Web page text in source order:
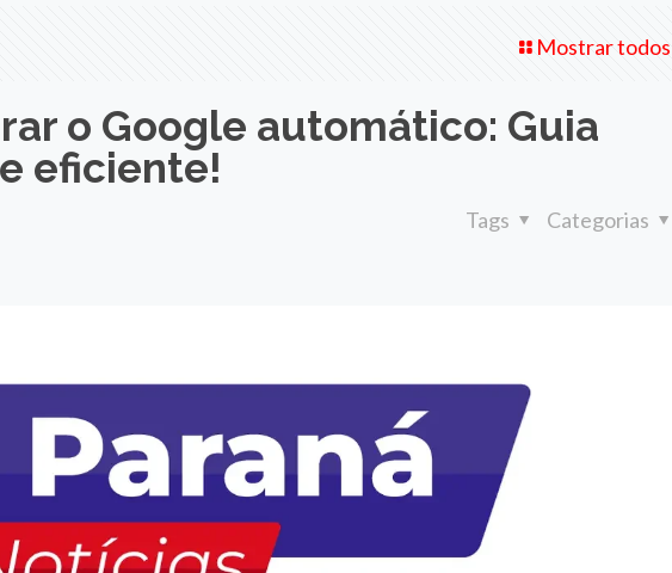
Mostrar todos
o Google automático: Guia
eficiente!
Categorias
Tags